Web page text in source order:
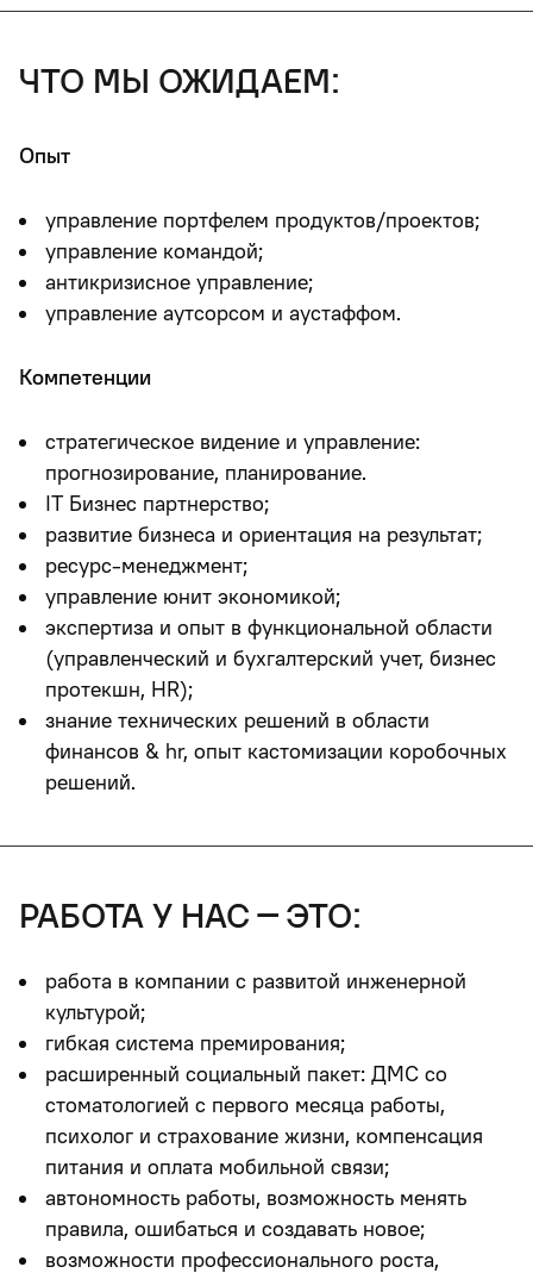
что мы ожидаем:
Опыт
управление портфелем продуктов/проектов;
управление командой;
антикризисное управление;
управление аутсорсом и аустаффом.
Компетенции
стратегическое видение и управление:
прогнозирование, планирование.
IT Бизнес партнерство;
развитие бизнеса и ориентация на результат;
ресурс-менеджмент;
управление юнит экономикой;
экспертиза и опыт в функциональной области
(управленческий и бухгалтерский учет, бизнес
протекшн, HR);
знание технических решений в области
финансов & hr, опыт кастомизации коробочных
решений.
работа у нас – это:
работа в компании с развитой инженерной
культурой;
гибкая система премирования;
расширенный социальный пакет: ДМС со
стоматологией с первого месяца работы,
психолог и страхование жизни, компенсация
питания и оплата мобильной связи;
автономность работы, возможность менять
правила, ошибаться и создавать новое;
возможности профессионального роста,